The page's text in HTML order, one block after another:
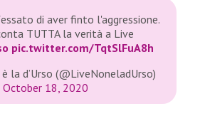
di aver finto l'aggressione.
TUTTA la verità a Live
pic.twitter.com/TqtSlFuA8h
la d’Urso (@LiveNoneladUrso)
October 18, 2020